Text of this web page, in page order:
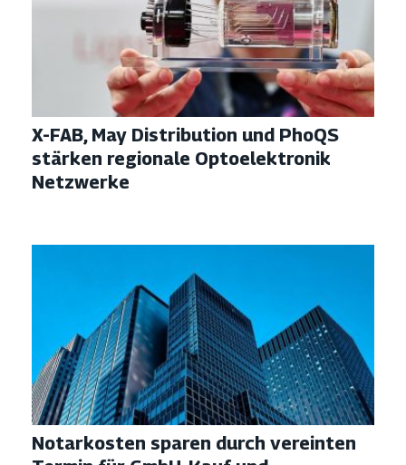
X-FAB, May Distribution und PhoQS
stärken regionale Optoelektronik
Netzwerke
Notarkosten sparen durch vereinten